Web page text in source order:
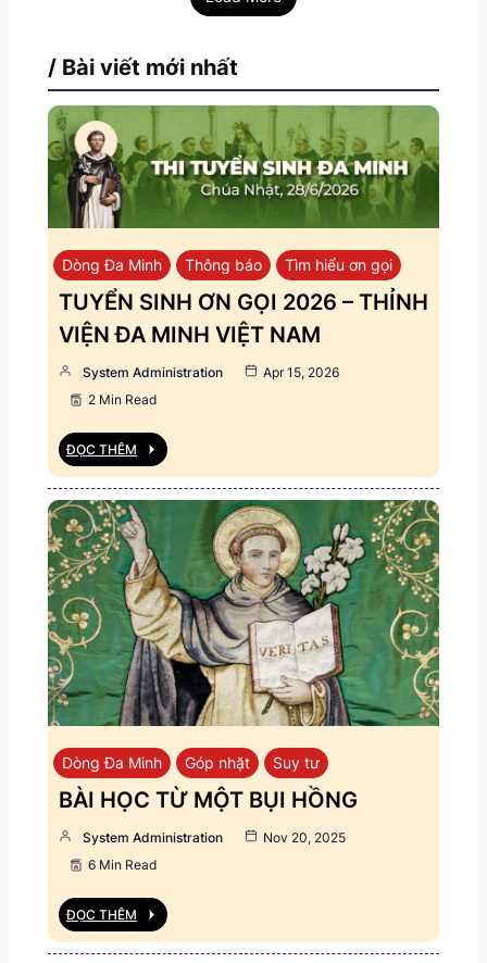
/ Bài viết mới nhất
Dòng Đa Minh Thông báo Tìm hiểu ơn gọi
TUYỂN SINH ƠN GỌI 2026 – THỈNH
VIỆN ĐA MINH VIỆT NAM
System Administration
Apr 15, 2026
2 Min Read
ĐỌC THÊM
Dòng Đa Minh Góp nhặt Suy tư
BÀI HỌC TỪ MỘT BỤI HỒNG
System Administration
Nov 20, 2025
6 Min Read
ĐỌC THÊM